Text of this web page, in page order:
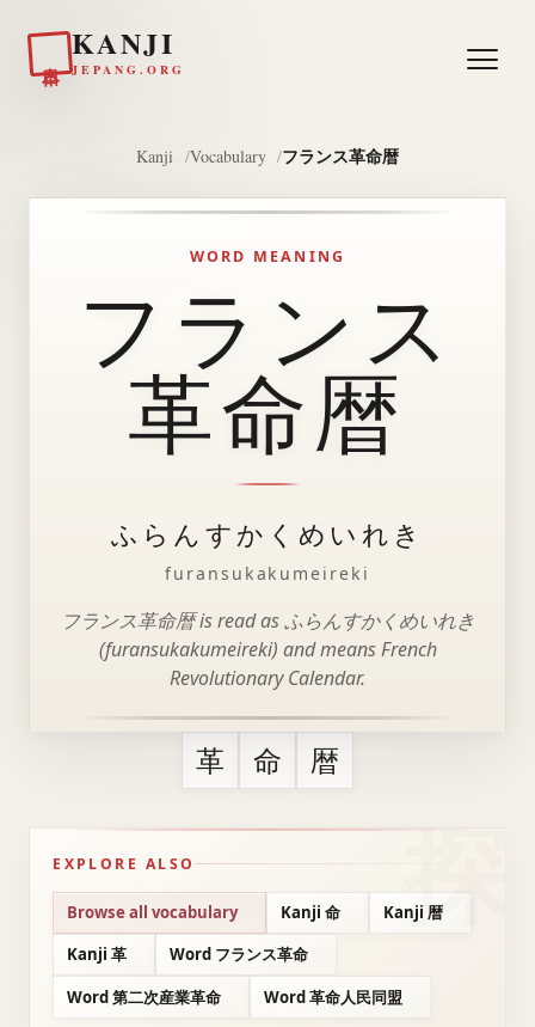
KANJI
JEPANG.ORG
Kanji Vocabulary フランス革命暦
WORD MEANING
フランス
革命暦
ふらんすかくめいれき
furansukakumeireki
フランス革命暦 is read as ふらんすかくめいれき
(furansukakumeireki) and means French
Revolutionary Calendar.
革 命 暦
EXPLORE ALSO
Browse all vocabulary Kanji 命
Kanji 暦
Kanji 革
Word フランス革命
Word 第二次産業革命
Word 革命人民同盟